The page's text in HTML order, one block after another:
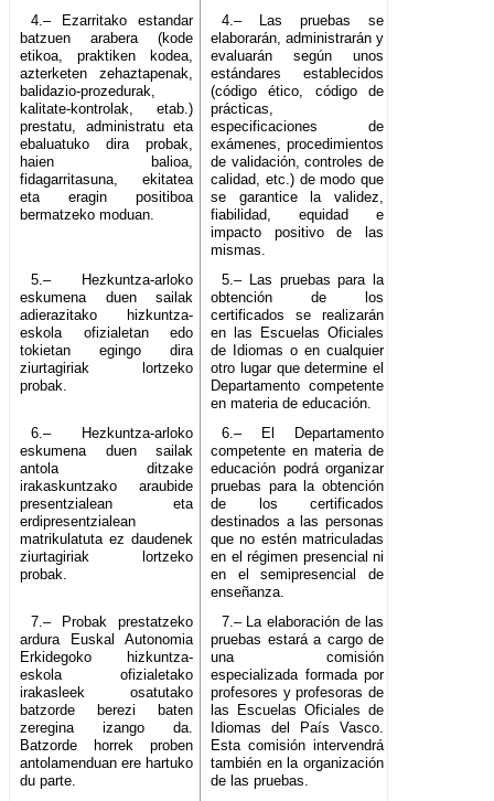
4.– Ezarritako estandar
batzuen arabera (kode
etikoa, praktiken kodea,
azterketen zehaztapenak,
balidazio-prozedurak,
kalitate-kontrolak, etab.)
prestatu, administratu eta
ebaluatuko dira probak,
haien balioa,
fidagarritasuna, ekitatea
eta eragin positiboa
bermatzeko moduan.
4.– Las pruebas se
elaborarán, administrarán y
evaluarán según unos
estándares establecidos
(código ético, código de
prácticas,
especificaciones de
exámenes, procedimientos
de validación, controles de
calidad, etc.) de modo que
se garantice la validez,
fiabilidad, equidad e
impacto positivo de las
mismas.
5.– Hezkuntza-arloko
eskumena duen sailak
adierazitako hizkuntza-
eskola ofizialetan edo
tokietan egingo dira
ziurtagiriak lortzeko
probak.
5.– Las pruebas para la
obtención de los
certificados se realizarán
en las Escuelas Oficiales
de Idiomas o en cualquier
otro lugar que determine el
Departamento competente
en materia de educación.
6.– Hezkuntza-arloko
eskumena duen sailak
antola ditzake
irakaskuntzako araubide
presentzialean eta
erdipresentzialean
matrikulatuta ez daudenek
ziurtagiriak lortzeko
probak.
6.– El Departamento
competente en materia de
educación podrá organizar
pruebas para la obtención
de los certificados
destinados a las personas
que no estén matriculadas
en el régimen presencial ni
en el semipresencial de
enseñanza.
7.– Probak prestatzeko
ardura Euskal Autonomia
Erkidegoko hizkuntza-
eskola ofizialetako
irakasleek osatutako
batzorde berezi baten
zeregina izango da.
Batzorde horrek proben
antolamenduan ere hartuko
du parte.
7.– La elaboración de las
pruebas estará a cargo de
una comisión
especializada formada por
profesores y profesoras de
las Escuelas Oficiales de
Idiomas del País Vasco.
Esta comisión intervendrá
también en la organización
de las pruebas.